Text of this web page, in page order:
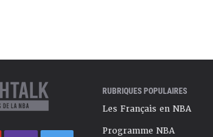
RUBRIQUES POPULAIRES
Les Français en NBA
Programme NBA